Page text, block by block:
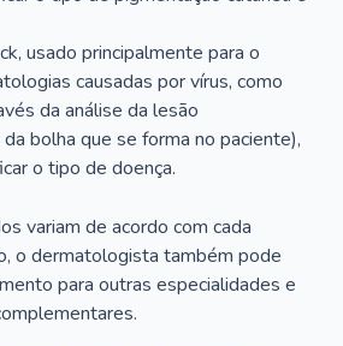
usado principalmente para o
causadas por vírus, como
da análise da lesão
bolha que se forma no paciente),
o tipo de doença.
variam de acordo com cada
o dermatologista também pode
para outras especialidades e